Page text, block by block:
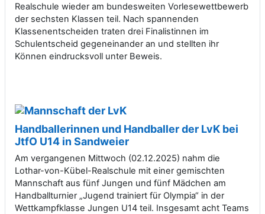
Realschule wieder am bundesweiten Vorlesewettbewerb
der sechsten Klassen teil. Nach spannenden
Klassenentscheiden traten drei Finalistinnen im
Schulentscheid gegeneinander an und stellten ihr
Können eindrucksvoll unter Beweis.
Handballerinnen und Handballer der LvK bei
JtfO U14 in Sandweier
Am vergangenen Mittwoch (02.12.2025) nahm die
Lothar-von-Kübel-Realschule mit einer gemischten
Mannschaft aus fünf Jungen und fünf Mädchen am
Handballturnier „Jugend trainiert für Olympia“ in der
Wettkampfklasse Jungen U14 teil. Insgesamt acht Teams